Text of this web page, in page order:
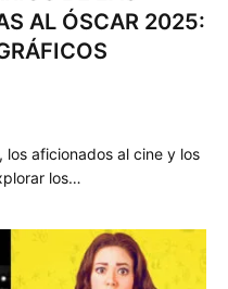
AL ÓSCAR 2025:
aficionados al cine y los
los…